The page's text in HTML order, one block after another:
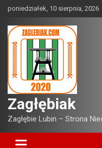
content
poniedziałek, 10 sierpnia, 2026
Zagłębiak
Zagłębie Lubin – Strona